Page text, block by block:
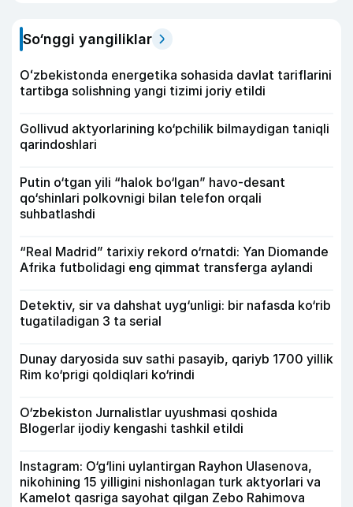
So‘nggi yangiliklar
Oʻzbekistonda energetika sohasida davlat tariflarini
tartibga solishning yangi tizimi joriy etildi
Gollivud aktyorlarining ko‘pchilik bilmaydigan taniqli
qarindoshlari
Putin o‘tgan yili “halok bo‘lgan” havo-desant
qo‘shinlari polkovnigi bilan telefon orqali
suhbatlashdi
“Real Madrid” tarixiy rekord o‘rnatdi: Yan Diomande
Afrika futbolidagi eng qimmat transferga aylandi
Detektiv, sir va dahshat uyg‘unligi: bir nafasda ko‘rib
tugatiladigan 3 ta serial
Dunay daryosida suv sathi pasayib, qariyb 1700 yillik
Rim ko‘prigi qoldiqlari ko‘rindi
O‘zbekiston Jurnalistlar uyushmasi qoshida
Blogerlar ijodiy kengashi tashkil etildi
Instagram: O‘g‘lini uylantirgan Rayhon Ulasenova,
nikohining 15 yilligini nishonlagan turk aktyorlari va
Kamelot qasriga sayohat qilgan Zebo Rahimova